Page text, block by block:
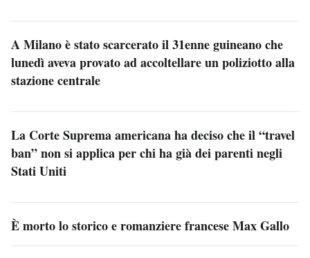
A Milano è stato scarcerato il 31enne guineano che
lunedì aveva provato ad accoltellare un poliziotto alla
stazione centrale
La Corte Suprema americana ha deciso che il “travel
ban” non si applica per chi ha già dei parenti negli
Stati Uniti
È morto lo storico e romanziere francese Max Gallo